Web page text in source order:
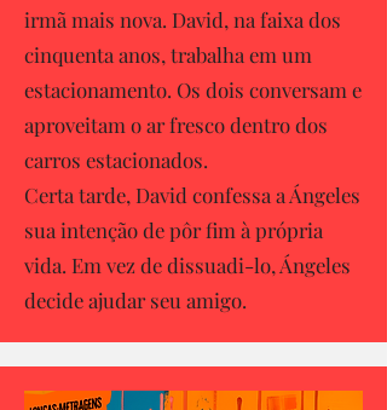
irmã mais nova. David, na faixa dos
cinquenta anos, trabalha em um
estacionamento. Os dois conversam e
aproveitam o ar fresco dentro dos
carros estacionados.
Certa tarde, David confessa a Ángeles
sua intenção de pôr fim à própria
vida. Em vez de dissuadi-lo, Ángeles
decide ajudar seu amigo.